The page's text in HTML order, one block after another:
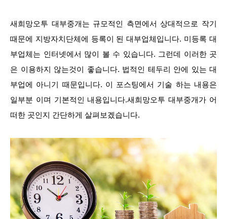
새희망오투 대부중개는 규모적인 측면에서 상대적으로 작기
때문에 지방자치단체에 등록이 된 대부업체입니다. 미등록 대
부업체는 인터넷에서 많이 볼 수 있습니다. 그런데 이러한 곳
은 이용하지 않는것이 좋습니다. 법적인 테두리 안에 있는 대
부업에 아니기 때문입니다. 이 포스팅에서 기술 하는 내용은
일부분 이며 기본적인 내용입니다.새희망오투 대부중개가 어
떠한 곳인지 간단하게 살펴보겠습니다.